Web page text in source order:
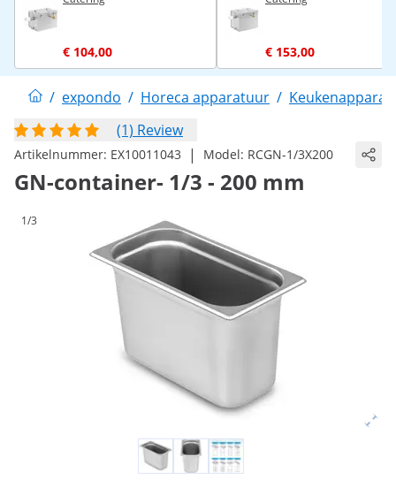
€ 104,00 € 153,00
/ expondo / Horeca apparatuur /
(1) Review
Artikelnummer: EX10011043 | Model: RCGN-1/3X200
GN-container- 1/3 - 200 mm
1/3